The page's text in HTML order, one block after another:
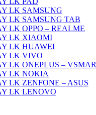
LK SAMSUNG
LK SAMSUNG TAB
LK OPPO – REALME
LK XIAOMI
LK HUAWEI
LK VIVO
LK ONEPLUS –
LK NOKIA
LK ZENFONE – ASUS
LK LENOVO